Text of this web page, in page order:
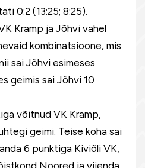
0:2 (13:25; 8:25).
Kramp ja Jõhvi vahel
kombinatsioone, mis
sai Jõhvi esimeses
geimis sai Jõhvi 10
võitnud VK Kramp,
geimi. Teise koha sai
6 punktiga Kiviõli VK,
Noored ja viienda